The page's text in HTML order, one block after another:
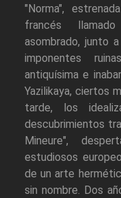
"Norma",
francés
asombrado, junto
imponentes
antiquísima e
Yazilikaya, ciertos
tarde, los
descubrimientos
Mineure",
estudiosos
de un arte
sin nombre. Dos